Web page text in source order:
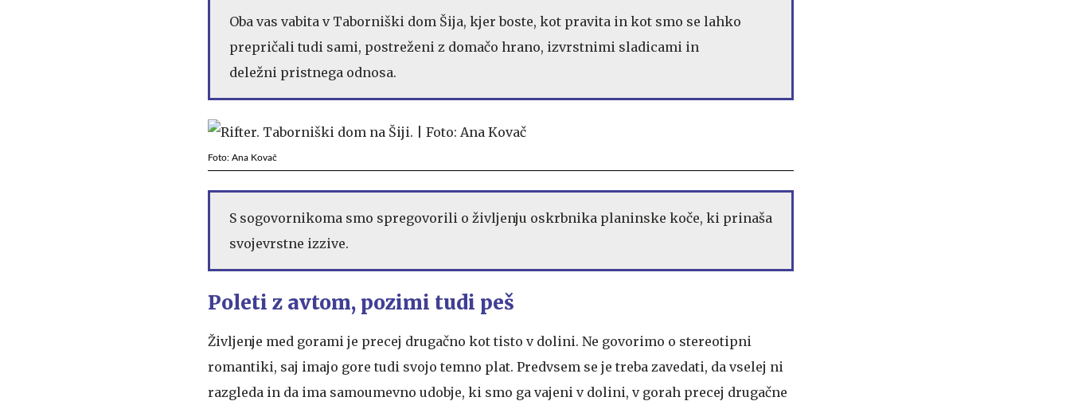
Oba vas vabita v Taborniški dom Šija, kjer boste, kot pravita in kot smo se lahko
prepričali tudi sami, postreženi z domačo hrano, izvrstnimi sladicami in
deležni pristnega odnosa.
Foto: Ana Kovač
S sogovornikoma smo spregovorili o življenju oskrbnika planinske koče, ki prinaša
svojevrstne izzive.
Poleti z avtom, pozimi tudi peš
Življenje med gorami je precej drugačno kot tisto v dolini. Ne govorimo o stereotipni
romantiki, saj imajo gore tudi svojo temno plat. Predvsem se je treba zavedati, da vselej ni
razgleda in da ima samoumevno udobje, ki smo ga vajeni v dolini, v gorah precej drugačne